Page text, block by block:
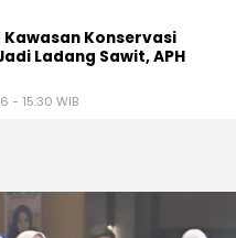
Konservasi
Ladang Sawit, APH
- 15:30 WIB